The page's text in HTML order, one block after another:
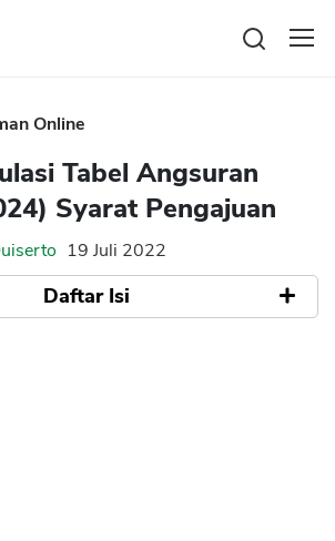
Online
Tabel Angsuran
Syarat Pengajuan
19 Juli 2022
Daftar Isi